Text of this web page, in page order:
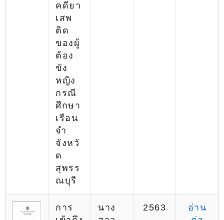
คดียา
เสพ
ติด
ของผู้
ต้อง
ขัง
หญิง
กรณี
ศึกษา
เรือน
จำ
จังหวั
ด
สุพรร
ณบุรี
การ
นาง
2563
อ่าน